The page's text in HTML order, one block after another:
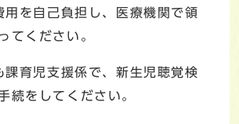
を自己負担し、医療機関で領
てください。
育児支援係で、新生児聴覚検
続をしてください。